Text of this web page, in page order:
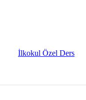
İlkokul Özel Ders